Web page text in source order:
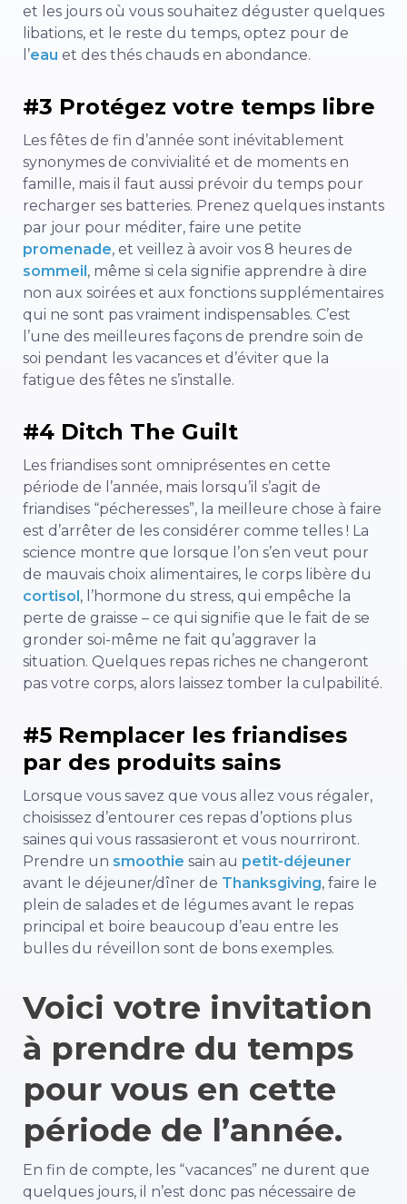
et les jours où vous souhaitez déguster quelques
libations, et le reste du temps, optez pour de
l’eau et des thés chauds en abondance.
#3 Protégez votre temps libre
Les fêtes de fin d’année sont inévitablement
synonymes de convivialité et de moments en
famille, mais il faut aussi prévoir du temps pour
recharger ses batteries. Prenez quelques instants
par jour pour méditer, faire une petite
promenade, et veillez à avoir vos 8 heures de
sommeil, même si cela signifie apprendre à dire
non aux soirées et aux fonctions supplémentaires
qui ne sont pas vraiment indispensables. C’est
l’une des meilleures façons de prendre soin de
soi pendant les vacances et d’éviter que la
fatigue des fêtes ne s’installe.
#4 Ditch The Guilt
Les friandises sont omniprésentes en cette
période de l’année, mais lorsqu’il s’agit de
friandises “pécheresses”, la meilleure chose à faire
est d’arrêter de les considérer comme telles ! La
science montre que lorsque l’on s’en veut pour
de mauvais choix alimentaires, le corps libère du
cortisol, l’hormone du stress, qui empêche la
perte de graisse – ce qui signifie que le fait de se
gronder soi-même ne fait qu’aggraver la
situation. Quelques repas riches ne changeront
pas votre corps, alors laissez tomber la culpabilité.
#5 Remplacer les friandises
par des produits sains
Lorsque vous savez que vous allez vous régaler,
choisissez d’entourer ces repas d’options plus
saines qui vous rassasieront et vous nourriront.
Prendre un smoothie sain au petit-déjeuner
avant le déjeuner/dîner de Thanksgiving, faire le
plein de salades et de légumes avant le repas
principal et boire beaucoup d’eau entre les
bulles du réveillon sont de bons exemples.
Voici votre invitation
à prendre du temps
pour vous en cette
période de l’année.
En fin de compte, les “vacances” ne durent que
quelques jours, il n’est donc pas nécessaire de